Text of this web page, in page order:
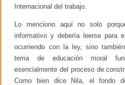
Internacional del trabajo.
Lo menciono aquí no solo
informativo y debería leerse para
ocurriendo con la ley, sino
tema de educación moral
esencialmente del proceso de
Como bien dice Nila, el fondo